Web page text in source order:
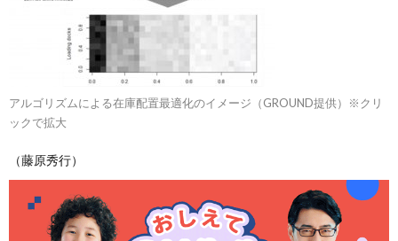
アルゴリズムによる在庫配置最適化のイメージ（GROUND提供）※クリ
ックで拡大
（藤原秀行）